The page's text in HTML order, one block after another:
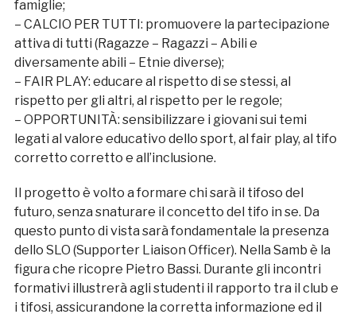
famiglie;
– CALCIO PER TUTTI: promuovere la partecipazione
attiva di tutti (Ragazze – Ragazzi – Abili e
diversamente abili – Etnie diverse);
– FAIR PLAY: educare al rispetto di se stessi, al
rispetto per gli altri, al rispetto per le regole;
– OPPORTUNITÀ: sensibilizzare i giovani sui temi
legati al valore educativo dello sport, al fair play, al tifo
corretto corretto e all’inclusione.
Il progetto è volto a formare chi sarà il tifoso del
futuro, senza snaturare il concetto del tifo in se. Da
questo punto di vista sarà fondamentale la presenza
dello SLO (Supporter Liaison Officer). Nella Samb è la
figura che ricopre Pietro Bassi. Durante gli incontri
formativi illustrerà agli studenti il rapporto tra il club e
i tifosi, assicurandone la corretta informazione ed il